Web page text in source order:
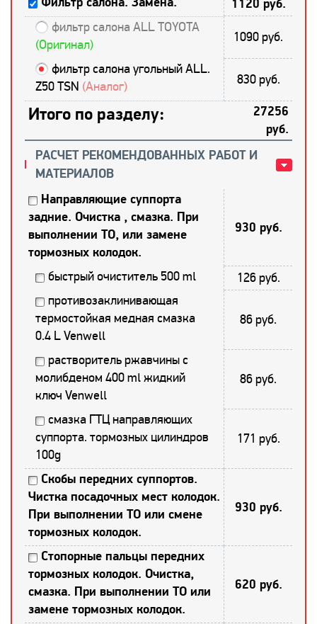
1120 руб.
фильтр салона ALL TOYOTA
(Оригинал)
1090 руб.
фильтр салона угольный ALL.
Z50 TSN (Аналог) 830 руб.
Итого по разделу:
27256
руб.
РАСЧЕТ РЕКОМЕНДОВАННЫХ РАБОТ И
МАТЕРИАЛОВ
Направляющие суппорта
задние. Очистка , смазка. При
выполнении ТО, или замене
тормозных колодок.
930 руб.
быстрый очиститель 500 ml
126 руб.
противозаклинивающая
термостойкая медная смазка
0.4 L Venwell
86 руб.
растворитель ржавчины с
молибденом 400 ml жидкий
ключ Venwell
86 руб.
смазка ГТЦ направляющих
суппорта. тормозных цилиндров
100g
171 руб.
Скобы передних суппортов.
Чистка посадочных мест колодок.
При выполнении ТО или смене
тормозных колодок.
930 руб.
Стопорные пальцы передних
тормозных колодок. Очистка,
смазка. При выполнении ТО или
замене тормозных колодок.
620 руб.